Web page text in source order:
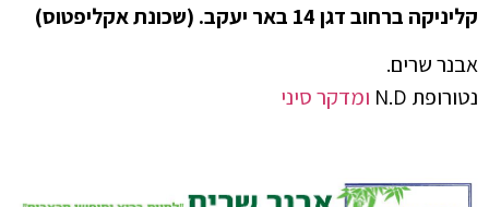
קליניקה ברחוב דגן 14 באר יעקב. (שכונת אקליפטוס)
אבנר שרים.
נטורופת N.D
ומדקר סיני